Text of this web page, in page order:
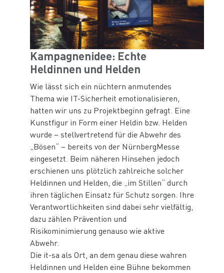
Kampagnenidee: Echte
Heldinnen und Helden
Wie lässt sich ein nüchtern anmutendes
Thema wie IT-Sicherheit emotionalisieren,
hatten wir uns zu Projektbeginn gefragt. Eine
Kunstfigur in Form einer Heldin bzw. Helden
wurde – stellvertretend für die Abwehr des
„Bösen“ – bereits von der NürnbergMesse
eingesetzt. Beim näheren Hinsehen jedoch
erschienen uns plötzlich zahlreiche solcher
Heldinnen und Helden, die „im Stillen“ durch
ihren täglichen Einsatz für Schutz sorgen. Ihre
Verantwortlichkeiten sind dabei sehr vielfältig,
dazu zählen Prävention und
Risikominimierung genauso wie aktive
Abwehr.
Die it-sa als Ort, an dem genau diese wahren
Heldinnen und Helden eine Bühne bekommen